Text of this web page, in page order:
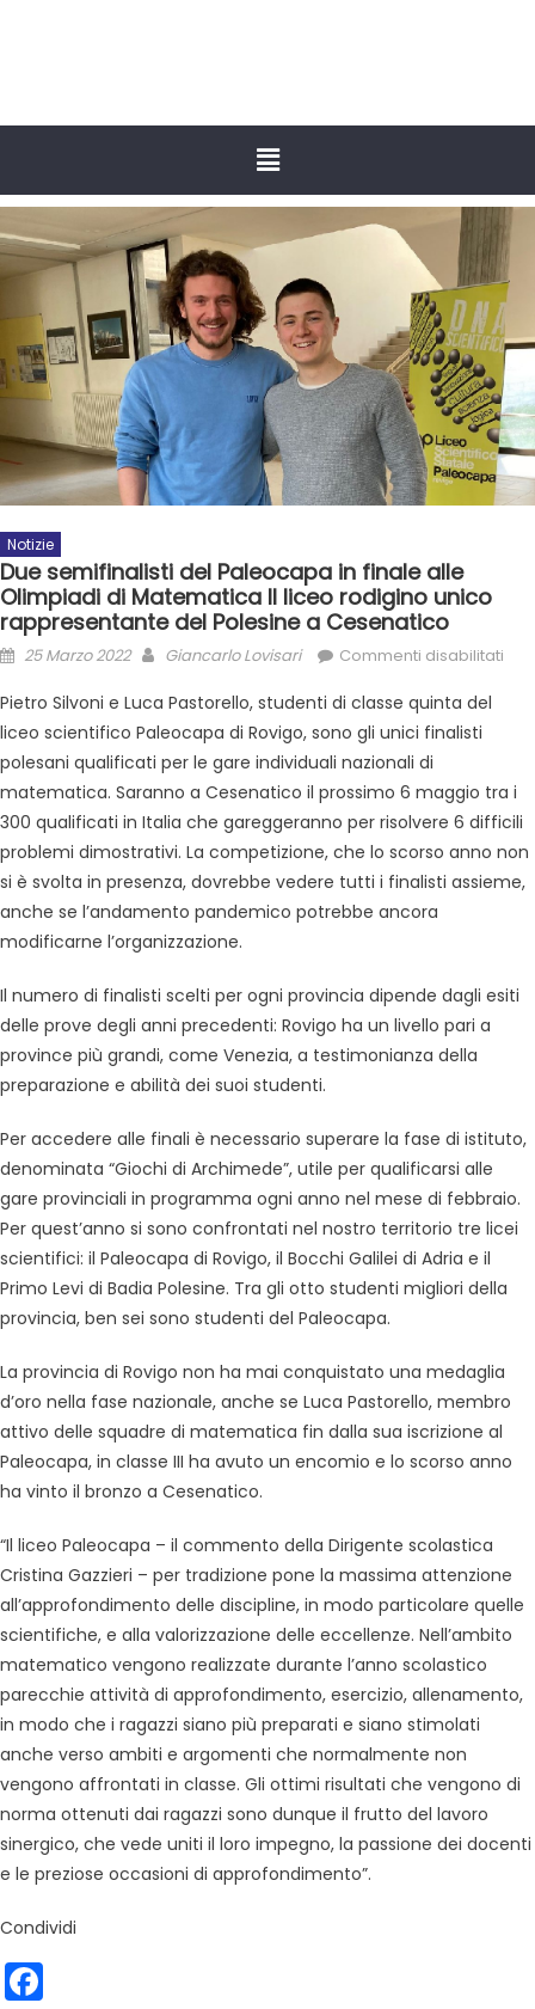
Notizie
Due semifinalisti del Paleocapa in finale alle
Olimpiadi di Matematica Il liceo rodigino unico
rappresentante del Polesine a Cesenatico
25 Marzo 2022 Giancarlo Lovisari Commenti disabilitati
Pietro Silvoni e Luca Pastorello, studenti di classe quinta del
liceo scientifico Paleocapa di Rovigo, sono gli unici finalisti
polesani qualificati per le gare individuali nazionali di
matematica. Saranno a Cesenatico il prossimo 6 maggio tra i
300 qualificati in Italia che gareggeranno per risolvere 6 difficili
problemi dimostrativi. La competizione, che lo scorso anno non
si è svolta in presenza, dovrebbe vedere tutti i finalisti assieme,
anche se l’andamento pandemico potrebbe ancora
modificarne l’organizzazione.
Il numero di finalisti scelti per ogni provincia dipende dagli esiti
delle prove degli anni precedenti: Rovigo ha un livello pari a
province più grandi, come Venezia, a testimonianza della
preparazione e abilità dei suoi studenti.
Per accedere alle finali è necessario superare la fase di istituto,
denominata “Giochi di Archimede”, utile per qualificarsi alle
gare provinciali in programma ogni anno nel mese di febbraio.
Per quest’anno si sono confrontati nel nostro territorio tre licei
scientifici: il Paleocapa di Rovigo, il Bocchi Galilei di Adria e il
Primo Levi di Badia Polesine. Tra gli otto studenti migliori della
provincia, ben sei sono studenti del Paleocapa.
La provincia di Rovigo non ha mai conquistato una medaglia
d’oro nella fase nazionale, anche se Luca Pastorello, membro
attivo delle squadre di matematica fin dalla sua iscrizione al
Paleocapa, in classe III ha avuto un encomio e lo scorso anno
ha vinto il bronzo a Cesenatico.
“Il liceo Paleocapa – il commento della Dirigente scolastica
Cristina Gazzieri – per tradizione pone la massima attenzione
all’approfondimento delle discipline, in modo particolare quelle
scientifiche, e alla valorizzazione delle eccellenze. Nell’ambito
matematico vengono realizzate durante l’anno scolastico
parecchie attività di approfondimento, esercizio, allenamento,
in modo che i ragazzi siano più preparati e siano stimolati
anche verso ambiti e argomenti che normalmente non
vengono affrontati in classe. Gli ottimi risultati che vengono di
norma ottenuti dai ragazzi sono dunque il frutto del lavoro
sinergico, che vede uniti il loro impegno, la passione dei docenti
e le preziose occasioni di approfondimento”.
Condividi